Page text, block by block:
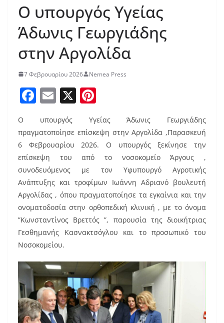
Ο υπουργός Υγείας
Άδωνις Γεωργιάδης
στην Αργολίδα
7 Φεβρουαρίου 2026 Nemea Press
F
c
e
b
o
o
k
E
m
ai
l
X
nt
er
e
st
Ο υπουργός Υγείας Άδωνις Γεωργιάδης
πραγματοποίησε επίσκεψη στην Αργολίδα ,Παρασκευή
6 Φεβρουαρίου 2026. Ο υπουργός ξεκίνησε την
επίσκεψη του από το νοσοκομείο Άργους ,
συνοδευόμενος με τον Υφυπουργό Αγροτικής
Ανάπτυξης και τροφίμων Ιωάννη Αδριανό βουλευτή
Αργολίδας , όπου πραγματοποίησε τα εγκαίνια και την
ονοματοδοσία στην ορθοπεδική κλινική , με το όνομα
”Κωνσταντίνος Βρεττός ”, παρουσία της διοικήτριας
Γεσθημανής Κασνακτσόγλου και το προσωπικό του
Νοσοκομείου.